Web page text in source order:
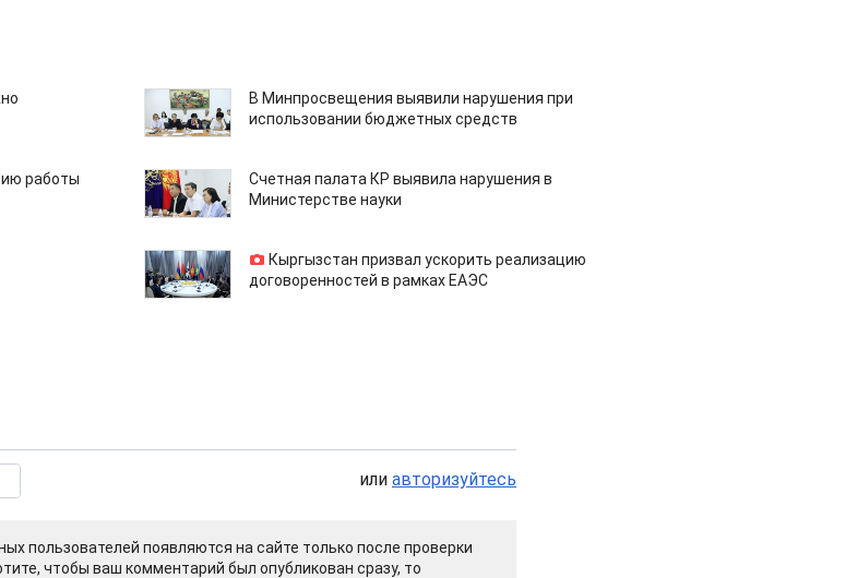
В Минпросвещения выявили нарушения при
использовании бюджетных средств
работы
Счетная палата КР выявила нарушения в
Министерстве науки
Кыргызстан призвал ускорить реализацию
договоренностей в рамках ЕАЭС
или авторизуйтесь
пользователей появляются на сайте только после проверки
чтобы ваш комментарий был опубликован сразу, то